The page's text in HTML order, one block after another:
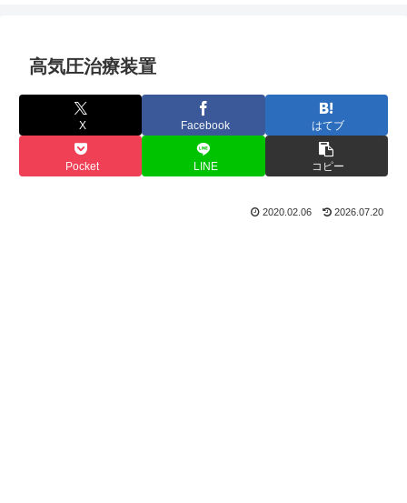
高気圧治療装置
X Facebook はてブ
Pocket LINE コピー
2020.02.06 2026.07.20